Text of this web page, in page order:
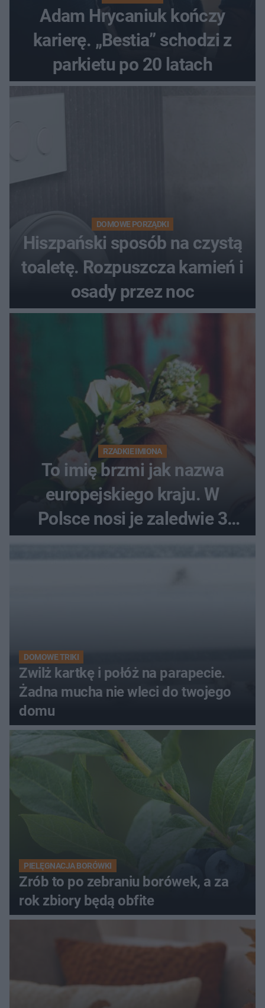
Adam Hrycaniuk kończy
karierę. „Bestia” schodzi z
parkietu po 20 latach
DOMOWE PORZĄDKI
Hiszpański sposób na czystą
toaletę. Rozpuszcza kamień i
osady przez noc
RZADKIE IMIONA
To imię brzmi jak nazwa
europejskiego kraju. W
Polsce nosi je zaledwie 3
kobiety
DOMOWE TRIKI
Zwilż kartkę i połóż na parapecie.
Żadna mucha nie wleci do twojego
domu
PIELĘGNACJA BORÓWKI
Zrób to po zebraniu borówek, a za
rok zbiory będą obfite